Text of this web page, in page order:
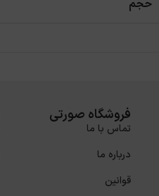
حجم
فروشگاه صورتی
تماس با ما
درباره ما
قوانین